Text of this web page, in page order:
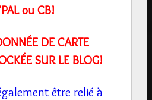
ou CB!
DE CARTE
SUR LE BLOG!
être relié à